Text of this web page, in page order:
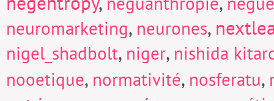
neuromarketing, neurones,
nigel_shadbolt, niger, nishida
nooetique, normativité, nosferatu,